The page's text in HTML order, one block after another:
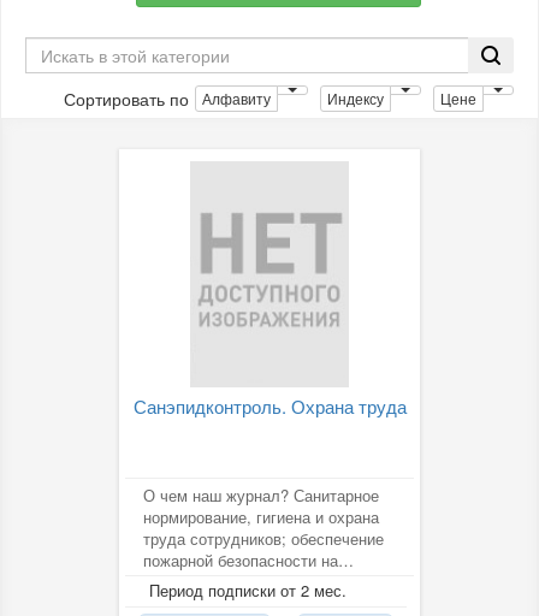
Сортировать по Алфавиту Индексу Цене
Санэпидконтроль. Охрана труда
О чем наш журнал? Санитарное
нормирование, гигиена и охрана
труда сотрудников; обеспечение
пожарной безопасности на
предприятии, расследование и
учет...
Период подписки от 2 мес.